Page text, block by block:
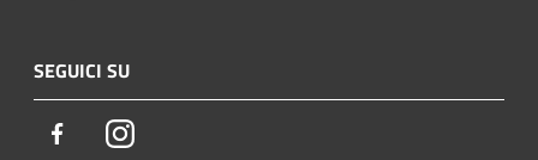
SEGUICI SU
FacebookInstagram